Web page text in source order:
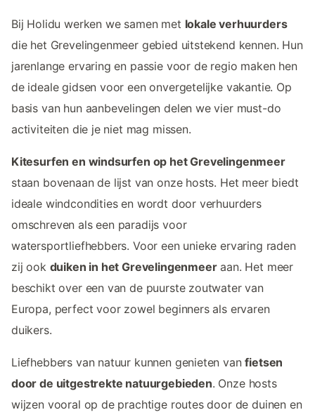
Bij Holidu werken we samen met lokale verhuurders
die het Grevelingenmeer gebied uitstekend kennen. Hun
jarenlange ervaring en passie voor de regio maken hen
de ideale gidsen voor een onvergetelijke vakantie. Op
basis van hun aanbevelingen delen we vier must-do
activiteiten die je niet mag missen.
Kitesurfen en windsurfen op het Grevelingenmeer
staan bovenaan de lijst van onze hosts. Het meer biedt
ideale windcondities en wordt door verhuurders
omschreven als een paradijs voor
watersportliefhebbers. Voor een unieke ervaring raden
zij ook duiken in het Grevelingenmeeraan. Het meer
beschikt over een van de puurste zoutwater van
Europa, perfect voor zowel beginners als ervaren
duikers.
Liefhebbers van natuur kunnen genieten vanfietsen
door de uitgestrekte natuurgebieden. Onze hosts
wijzen vooral op de prachtige routes door de duinen en